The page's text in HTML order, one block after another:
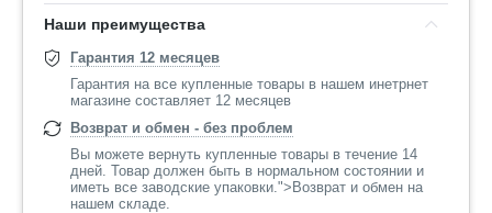
Наши преимущества
Гарантия 12 месяцев
Гарантия на все купленные товары в нашем инетрнет
магазине составляет 12 месяцев
Возврат и обмен - без проблем
Вы можете вернуть купленные товары в течение 14
дней. Товар должен быть в нормальном состоянии и
иметь все заводские упаковки.">Возврат и обмен на
нашем складе.